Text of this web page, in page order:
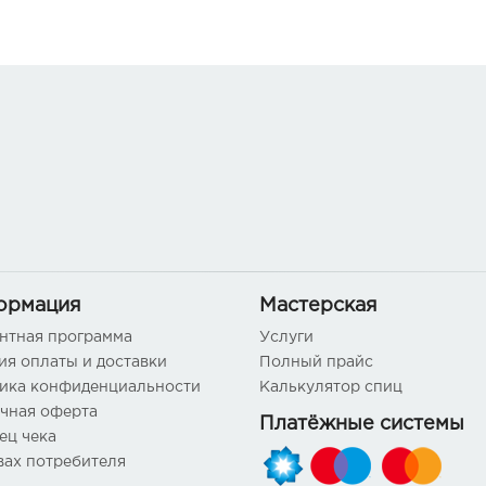
программа
оплаты и доставки
конфиденциальности
оферта
чека
потребителя
Мастерская
Услуги
Полный прайс
Калькулятор спиц
Платёжные системы